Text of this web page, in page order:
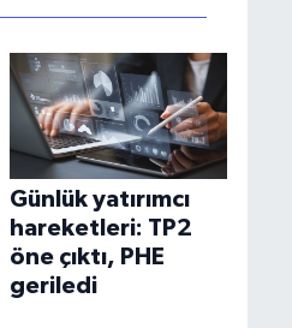
Günlük yatırımcı
hareketleri: TP2
öne çıktı, PHE
geriledi